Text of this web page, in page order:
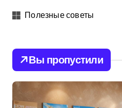
Полезные советы
Вы пропустили